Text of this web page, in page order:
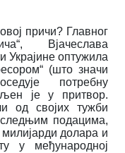
причи? Главног
Вјачеслава
Украјине оптужила
(што значи
потребну
је у притвор.
од својих тужби
подацима,
долара и
у међународној